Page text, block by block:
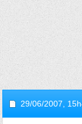
29/06/2007,